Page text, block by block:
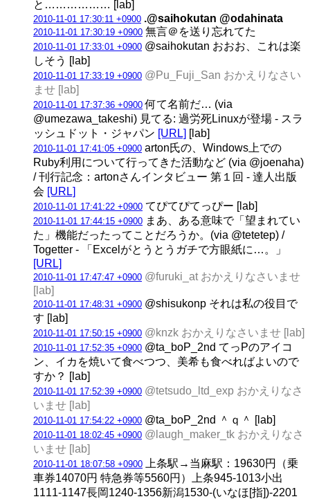
と……………… [lab]
2010-11-01 17:30:11 +0900 .@saihokutan @odahinata
2010-11-01 17:30:19 +0900 無言＠を送り忘れてた
2010-11-01 17:33:01 +0900 @saihokutan おおお、これは楽
しそう [lab]
2010-11-01 17:33:19 +0900 @Pu_Fuji_San おかえりなさい
ませ [lab]
2010-11-01 17:37:36 +0900 何て名前だ… (via
@umezawa_takeshi) 見てる: 過労死Linuxが登場 - スラ
ッシュドット・ジャパン [URL] [lab]
2010-11-01 17:41:05 +0900 arton氏の、Windows上での
Ruby利用について行ってきた活動など (via @joenaha)
/ 刊行記念：artonさんインタビュー 第１回 - 達人出版
会 [URL]
2010-11-01 17:41:22 +0900 てぴてぴてっぴー [lab]
2010-11-01 17:44:15 +0900 まあ、ある意味で「望まれてい
た」機能だったってことだろうか。(via @tetetep) /
Togetter - 「Excelがとうとうガチで方眼紙に…。」
[URL]
2010-11-01 17:47:47 +0900 @furuki_at おかえりなさいませ
[lab]
2010-11-01 17:48:31 +0900 @shisukonp それは私の役目で
す [lab]
2010-11-01 17:50:15 +0900 @knzk おかえりなさいませ [lab]
2010-11-01 17:52:35 +0900 @ta_boP_2nd てっPのアイコ
ン、イカを焼いて食べつつ、美希も食べればよいので
すか？ [lab]
2010-11-01 17:52:39 +0900 @tetsudo_ltd_exp おかえりなさ
いませ [lab]
2010-11-01 17:54:22 +0900 @ta_boP_2nd ＾ｑ＾ [lab]
2010-11-01 18:02:45 +0900 @laugh_maker_tk おかえりなさ
いませ [lab]
2010-11-01 18:07:58 +0900 上条駅→当麻駅：19630円（乗
車券14070円 特急券等5560円）上条945-1013小出
1111-1147長岡1240-1356新潟1530-(いなほ[指])-2201